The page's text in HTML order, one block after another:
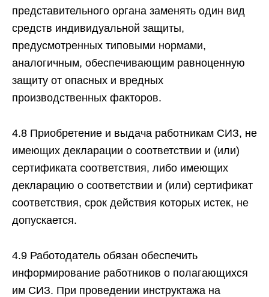
представительного органа заменять один вид
средств индивидуальной защиты,
предусмотренных типовыми нормами,
аналогичным, обеспечивающим равноценную
защиту от опасных и вредных
производственных факторов.
4.8 Приобретение и выдача работникам СИЗ, не
имеющих декларации о соответствии и (или)
сертификата соответствия, либо имеющих
декларацию о соответствии и (или) сертификат
соответствия, срок действия которых истек, не
допускается.
4.9 Работодатель обязан обеспечить
информирование работников о полагающихся
им СИЗ. При проведении инструктажа на